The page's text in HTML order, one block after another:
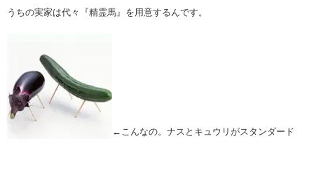
うちの実家は代々『精霊馬』を用意するんです。
←こんなの。ナスとキュウリがスタンダード